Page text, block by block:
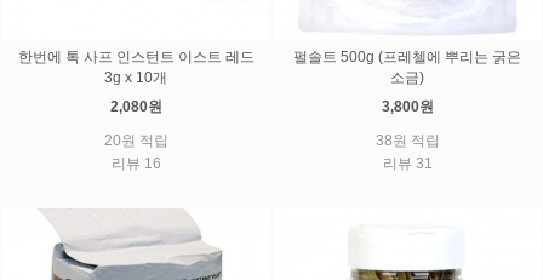
한번에 톡 사프 인스턴트 이스트 레드
3g x 10개
2,080원
20원 적립
리뷰 16
펄솔트 500g (프레첼에 뿌리는 굵은
소금)
3,800원
38원 적립
리뷰 31